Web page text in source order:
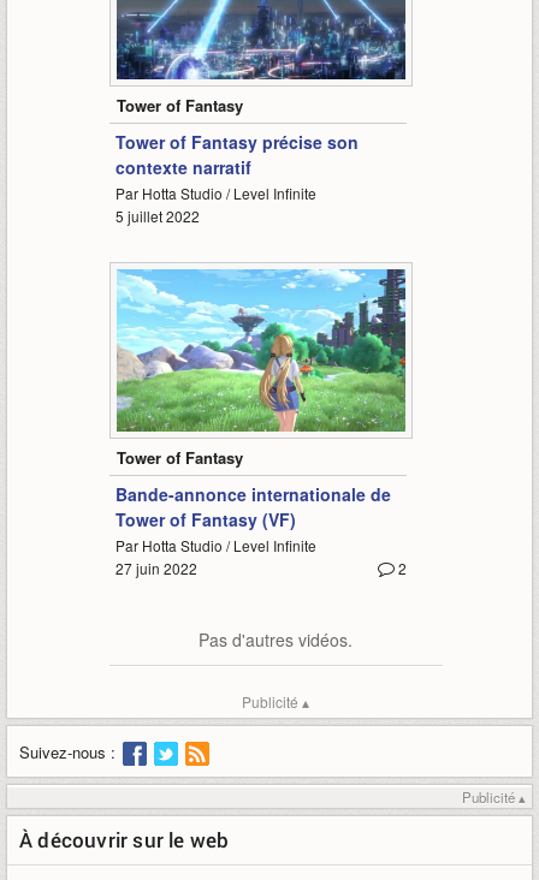
1:20
Tower of Fantasy
Tower of Fantasy précise son
contexte narratif
Par Hotta Studio / Level Infinite
5 juillet 2022
1:20
Tower of Fantasy
Bande-annonce internationale de
Tower of Fantasy (VF)
Par Hotta Studio / Level Infinite
2
27 juin 2022
Pas d'autres vidéos.
Publicité ▴
Suivez-nous :
Publicité ▴
À découvrir sur le web